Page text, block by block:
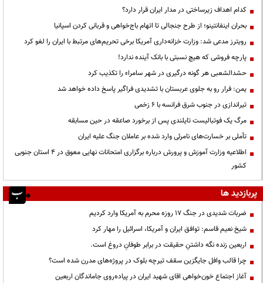
کدام اهداف زیرساختی در مدار ایران قرار دارد؟
بحران اینفانتینو؛ از طرح جنجالی تا اتهام باج‌خواهی و قربانی کردن اسپانیا
رویترز مدعی شد: وزارت خزانه‌داری آمریکا برخی تحریم‌های مرتبط با ایران را لغو کرد
پارچه فروشی که هیچ نسبتی با بانک آینده ندارد!
حشدالشعبی هر گونه درگیری در شهر سامراء را تکذیب کرد
یمن: فرار رو به جلوی عربستان با تشدیدی فراگیر پاسخ داده خواهد شد
تیراندازی در جنوب شرق فرانسه با ۶ زخمی
مرگ یک فوتبالیست تایلندی پس از برخورد صاعقه در حین مسابقه
تأملی بر خسارت‌های نامرئی وارد شده بر عاملان جنگ علیه ایران
اطلاعیه وزارت آموزش و پرورش درباره برگزاری امتحانات نهایی معوق در 4 استان جنوبی
کشور
پربازدید ها
ضربات شدیدی در جنگ ۱۷ روزه محرم به آمریکا وارد کردیم
شیخ نعیم قاسم: توافق ایران و آمریکا، اسرائیل را مهار کرد
اربعین زنده نگه داشتنِ حقیقت در برابر طوفانِ دروغ است.
چرا قالب وافل جایگزین سقف تیرچه بلوک در پروژه‌های مدرن شده است؟
آغاز اجتماع خون‌خواهی اقای شهید ایران در پیاده‌روی جاماندگان اربعین